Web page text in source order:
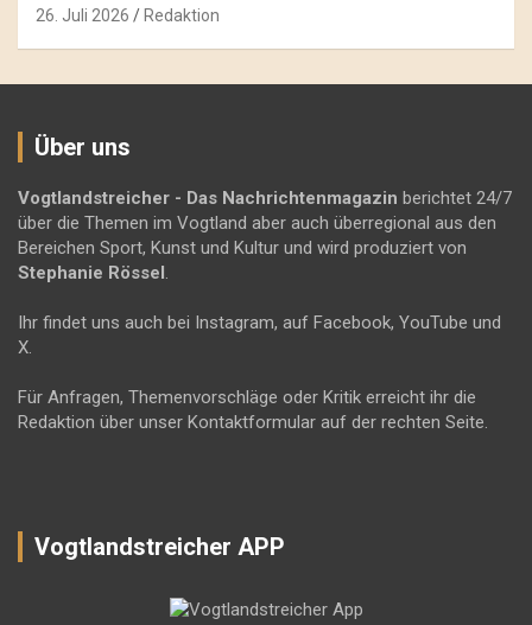
26. Juli 2026 Redaktion
Über uns
Vogtlandstreicher - Das Nachrichtenmagazin berichtet 24/7
über die Themen im Vogtland aber auch überregional aus den
Bereichen Sport, Kunst und Kultur und wird produziert von
Stephanie Rössel .
Ihr findet uns auch bei Instagram, auf Facebook, YouTube und
X.
Für Anfragen, Themenvorschläge oder Kritik erreicht ihr die
Redaktion über unser Kontaktformular auf der rechten Seite.
Vogtlandstreicher APP